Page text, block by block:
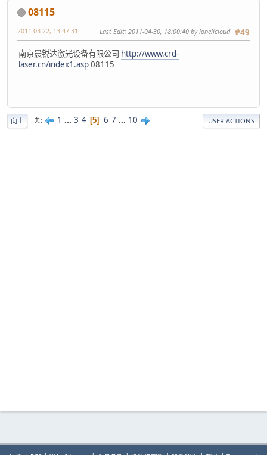
08115
#49
2011-03-22, 13:47:31 Last Edit: 2011-04-30, 18:00:40 by lonelicloud
南京晨锐达激光设备有限公司 http://www.crd-
laser.cn/index1.asp08115
向上 页 1 ... 3 4 5 6 7 ... 10 USER ACTIONS